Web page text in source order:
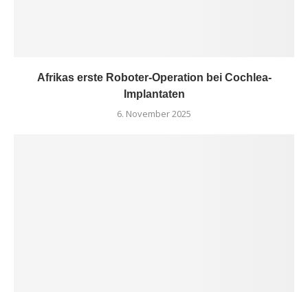
Afrikas erste Roboter-Operation bei Cochlea-
Implantaten
6. November 2025